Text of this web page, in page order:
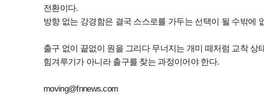
전환이다.
방향 없는 강경함은 결국 스스로를 가두는 선택이 될 수밖에
출구 없이 끝없이 원을 그리다 무너지는 개미 떼처럼 교착 상
힘겨루기가 아니라 출구를 찾는 과정이어야 한다.
moving@fnnews.com